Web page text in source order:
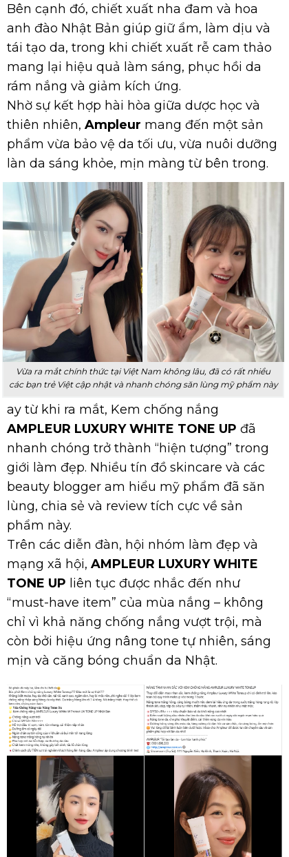
Bên cạnh đó, chiết xuất nha đam và hoa
anh đào Nhật Bản giúp giữ ẩm, làm dịu và
tái tạo da, trong khi chiết xuất rễ cam thảo
mang lại hiệu quả làm sáng, phục hồi da
rám nắng và giảm kích ứng.
Nhờ sự kết hợp hài hòa giữa dược học và
thiên nhiên, Ampleur mang đến một sản
phẩm vừa bảo vệ da tối ưu, vừa nuôi dưỡng
làn da sáng khỏe, mịn màng từ bên trong.
ay từ khi ra mắt, Kem chống nắng
AMPLEUR LUXURY WHITE TONE UP đã
nhanh chóng trở thành “hiện tượng” trong
giới làm đẹp. Nhiều tín đồ skincare và các
beauty blogger am hiểu mỹ phẩm đã săn
lùng, chia sẻ và review tích cực về sản
phẩm này.
Trên các diễn đàn, hội nhóm làm đẹp và
mạng xã hội,AMPLEUR LUXURY WHITE
TONE UP liên tục được nhắc đến như
“must-have item” của mùa nắng – không
chỉ vì khả năng chống nắng vượt trội, mà
còn bởi hiệu ứng nâng tone tự nhiên, sáng
mịn và căng bóng chuẩn da Nhật.
Vừa ra mắt chính thức tại Việt Nam không lâu, đã có rất nhiều
các bạn trẻ Việt cập nhật và nhanh chóng săn lùng mỹ phẩm này